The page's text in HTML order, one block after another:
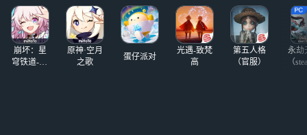
端！ 你可以通过
网易云游戏轻松体
验《七日世界》。
无需下载占用存储
空间，只需一键登
设计中。本期将为
各位玩家带来一些
即将在11月新版本
中与
【红龙时装】了~
崩坏：星
穹铁道-4.4
原神·空月
之歌
蛋仔派对
光遇-致梵
高
第五人格
（官服）
永劫
（